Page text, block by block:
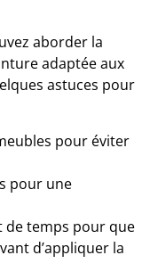
aborder la
adaptée aux
astuces pour
pour éviter
pour une
de temps pour que
d’appliquer la